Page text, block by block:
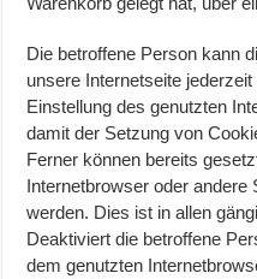
Die betroffene Person kann
unsere Internetseite
Einstellung des genutzten
damit der Setzung von
Ferner können bereits
Internetbrowser oder
werden. Dies ist in allen
Deaktiviert die betroffene
dem genutzten